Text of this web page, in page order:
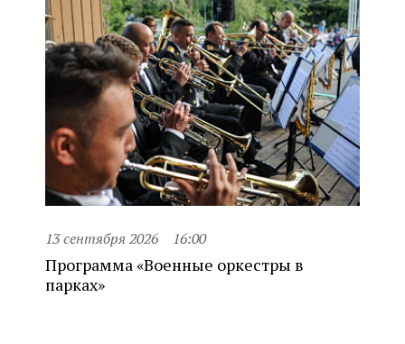
13 сентября 2026 16:00
Программа «Военные оркестры в
парках»